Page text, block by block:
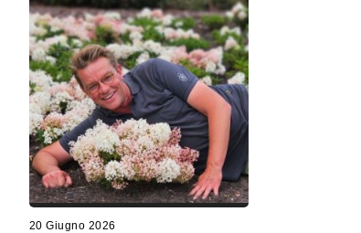
20 Giugno 2026